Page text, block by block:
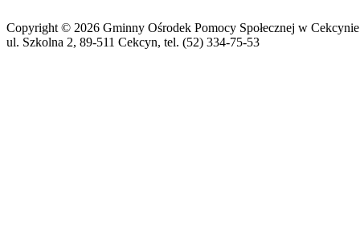
Copyright © 2026 Gminny Ośrodek Pomocy Społecznej w Cekcynie
ul. Szkolna 2, 89-511 Cekcyn, tel. (52) 334-75-53